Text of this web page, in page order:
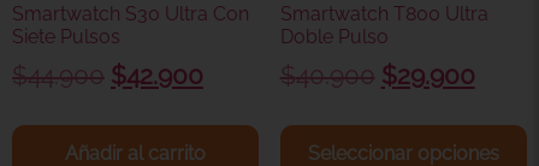
Smartwatch S30 Ultra Con
Siete Pulsos
$44.900 $42.900
Añadir al carrito
Smartwatch T800 Ultra
Doble Pulso
$40.900 $29.900
Seleccionar opciones